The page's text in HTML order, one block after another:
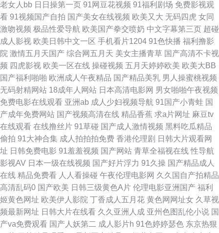
蕉岛国片 偷拍伊人大香蕉 91星空 欧美91蝌蚪九色 福利久久草 亚洲久草网
超碰在线进入91 色婷婷激情综合 91免费福利导航 国产精品自产拍在线 色欧
美影网站 91在线国内 欧美性爱一区二区 AV天堂香蕉AV 亚洲图区狼人 国产
传媒91在线播放 日韩三级www 91制片厂无码色情 日韩无码久久人妻观看 福
利社区视频导航 91日韩黑丝 伪娘自蔚 国产91看片婬黄大片 91久久蜜桃网
美女理论欧美 91视频线上网站 欧美第1色网 91美女逼 黄色笑话激情五月天
超碰伊人福利97 91爱啪 黑丝美女白虎 亚洲97婷婷亚洲 91色社 夜间肏屄免
费 激情性爱100P 伊人大香蕉网 东方AV正在进入 日韩特黄A片 久草资源在线
91视频在线观看免费观看 日韩无码高清网址 91色情在线观看 色呦呦网站入
老女人bb 日日操第一页 91网豆花视频 91福利剧场 免费影视观
看 91视频国产自拍 国产美女在线视频 欧美又大 无码四虎 女同
激吻视频 极品性爱导航 欧美国产拳交喷奶 中文字幕第三页 超碰
成人影视 欧美日韩中文一区 手机看片1204 91色快播 福利撸影
院 激情五月天国产 综合网五月天 美女主播青草 国产高清不卡视
频 四虎影视 欧美一区在线 操碰视频 五月天婷婷欧美 欧美大BB
国产福利啪啪 欧洲成人午夜精品 国产精品美乳 男人操蜜桃视频
无码射精网站 18成年人网站 日本高清电影网 男女啪啪午夜视频
免费电影在线观看 亚洲ab 成人少妇视频导航 91国产小青蛙 国
产成年免费网站 国产视频高清在线 精品香蕉 求a片网址 麻豆tv
在线观看 在线撸丝片 91草碰 国产成人激情视频 黑料吃瓜精品
偷拍 91大神合集 成人拍拍拍免费 香港伦理剧 日韩大片观看网
址 日韩免费电影 91羞羞视频 国产网站 青草全福视在线 性导航
影视AV 日本一级在线视频 国产好片浮力 91久操 国产精品成人
在线 精品免费看 人人看操碰 午夜伦理电影网 久久国自产拍精品
高清乱码0 国产欧美 日韩三级黄色A片 伦理电影亚洲国产 福利
姬黄色网址 欧美伊人影院 丁香成人五月花 黄色网网址女 久草视
频最新网址 日韩大片在线看 久久亚洲人成 亚州色图乱伦小说 国
产va免费观看 国产人妖第二 成人影片h 91色婷婷瑟色 东京热狠